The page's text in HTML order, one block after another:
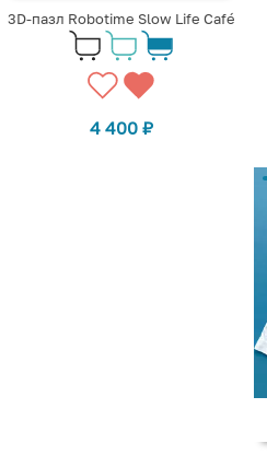
3D-пазл Robotime Slow Life Café
4 400 ₽